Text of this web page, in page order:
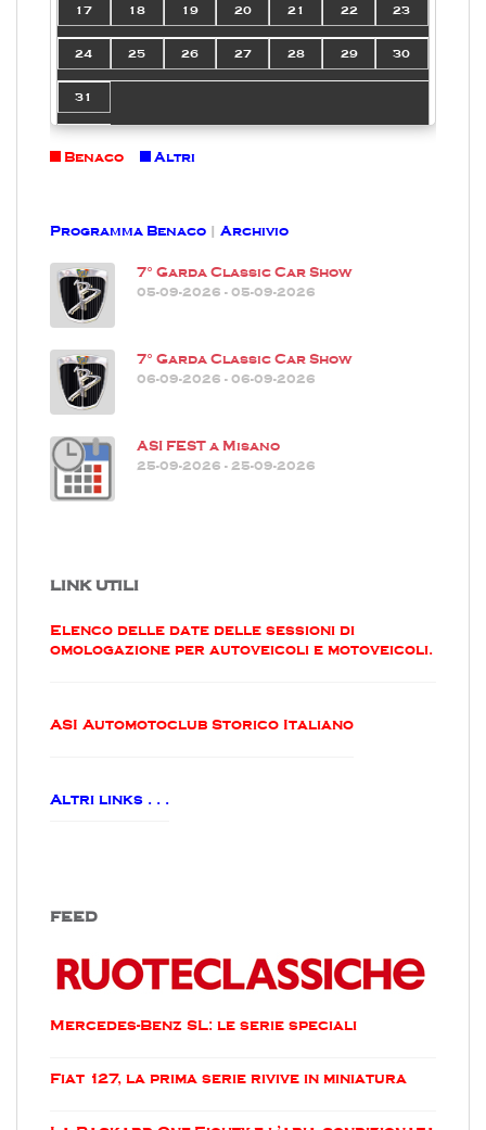
17 18 19 20 21 22 23
24 25 26 27 28 29 30
31
Benaco Altri
Programma Benaco | Archivio
7° Garda Classic Car Show
05-09-2026 - 05-09-2026
7° Garda Classic Car Show
06-09-2026 - 06-09-2026
ASI FEST a Misano
25-09-2026 - 25-09-2026
LINK UTILI
Elenco delle date delle sessioni di
omologazione per autoveicoli e motoveicoli.
ASI Automotoclub Storico Italiano
Altri links . . .
FEED
Mercedes-Benz SL: le serie speciali
Fiat 127, la prima serie rivive in miniatura